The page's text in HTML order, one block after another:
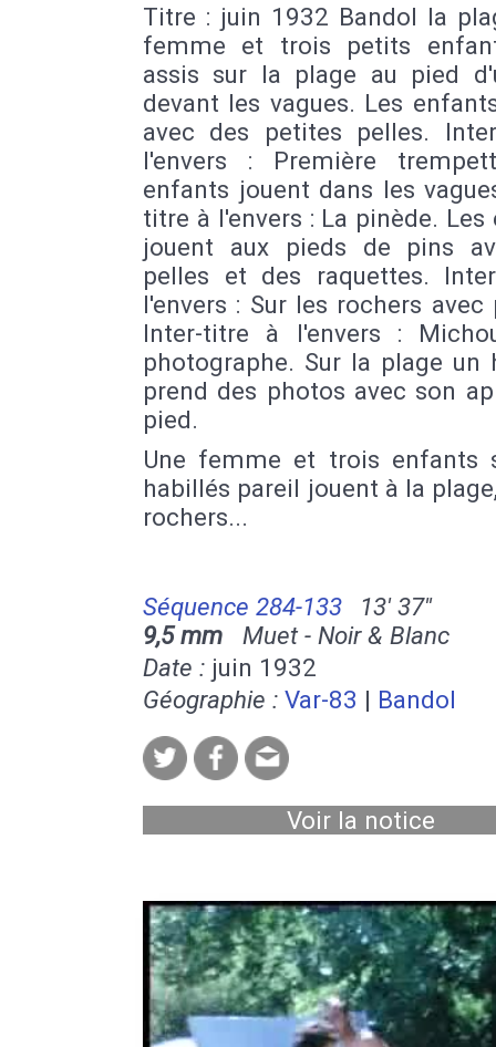
Titre : juin 1932 Bandol la
femme et trois petits
assis sur la plage au pied
devant les vagues. Les
avec des petites pelles.
l'envers : Première
enfants jouent dans les
titre à l'envers : La pinède. Les
jouent aux pieds de pins
pelles et des raquettes.
l'envers : Sur les rochers avec
Inter-titre à l'envers :
photographe. Sur la plage un
prend des photos avec son
pied.
Une femme et trois enfants
habillés pareil jouent à la
rochers...
Séquence 284-133
13' 37''
9,5 mm Muet - Noir & Blanc
Date : juin 1932
Géographie : Var-83 | Bandol
Voir la notice